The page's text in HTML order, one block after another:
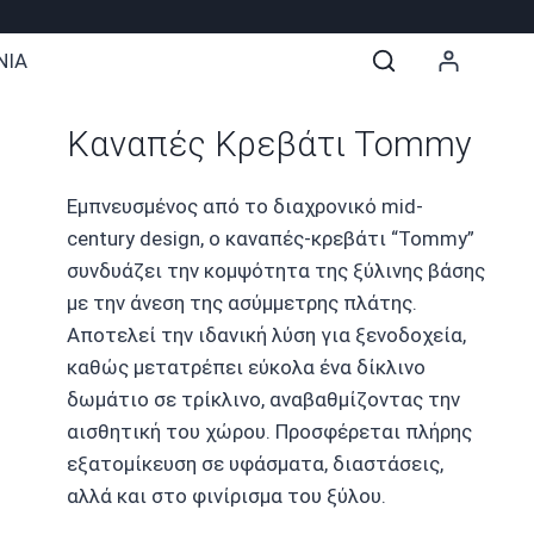
Καναπές Κρεβάτι Tommy
Εμπνευσμένος από το διαχρονικό mid-
century design, ο καναπές-κρεβάτι “Tommy”
συνδυάζει την κομψότητα της ξύλινης βάσης
με την άνεση της ασύμμετρης πλάτης.
Αποτελεί την ιδανική λύση για ξενοδοχεία,
καθώς μετατρέπει εύκολα ένα δίκλινο
δωμάτιο σε τρίκλινο, αναβαθμίζοντας την
αισθητική του χώρου. Προσφέρεται πλήρης
εξατομίκευση σε υφάσματα, διαστάσεις,
αλλά και στο φινίρισμα του ξύλου.